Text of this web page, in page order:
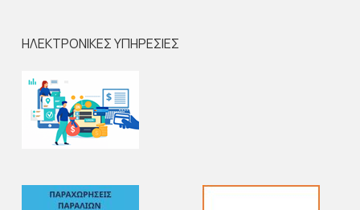
ΗΛΕΚΤΡΟΝΙΚΕΣ ΥΠΗΡΕΣΙΕΣ